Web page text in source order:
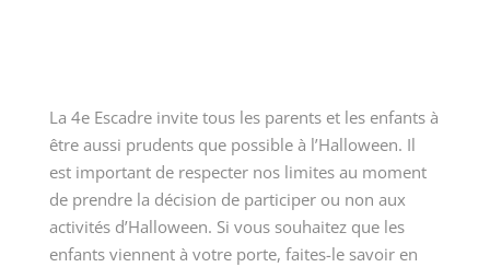
La 4e Escadre invite tous les parents et les enfants à
être aussi prudents que possible à l’Halloween. Il
est important de respecter nos limites au moment
de prendre la décision de participer ou non aux
activités d’Halloween. Si vous souhaitez que les
enfants viennent à votre porte, faites-le savoir en